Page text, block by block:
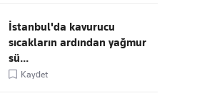
İstanbul'da kavurucu
sıcakların ardından yağmur
sü...
Kaydet